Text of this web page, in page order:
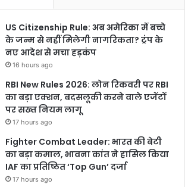
US Citizenship Rule: अब अमेरिका में बच्चे
के जन्म से नहीं मिलेगी नागरिकता? ट्रंप के
नए आदेश से मचा हड़कंप
16 hours ago
RBI New Rules 2026: लोन रिकवरी पर RBI
का बड़ा एक्शन, बदसलूकी करने वाले एजेंटों
पर सख्त नियम लागू
17 hours ago
Fighter Combat Leader: भारत की बेटी
का बड़ा कमाल, भावना कांत ने हासिल किया
IAF का प्रतिष्ठित ‘Top Gun’ दर्जा
17 hours ago